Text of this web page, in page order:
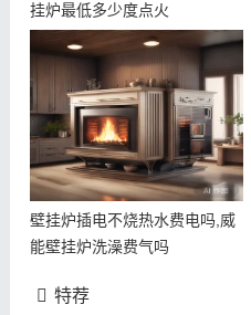
挂炉最低多少度点火
壁挂炉插电不烧热水费电吗,威
能壁挂炉洗澡费气吗
特荐